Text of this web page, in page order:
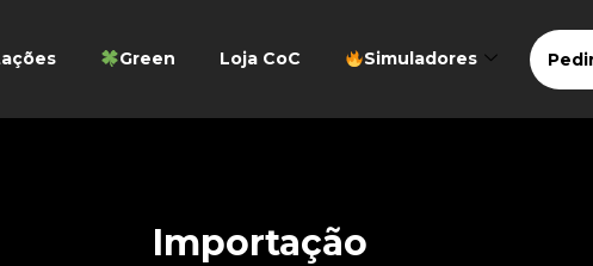
Green Loja CoC Simuladores
Importação